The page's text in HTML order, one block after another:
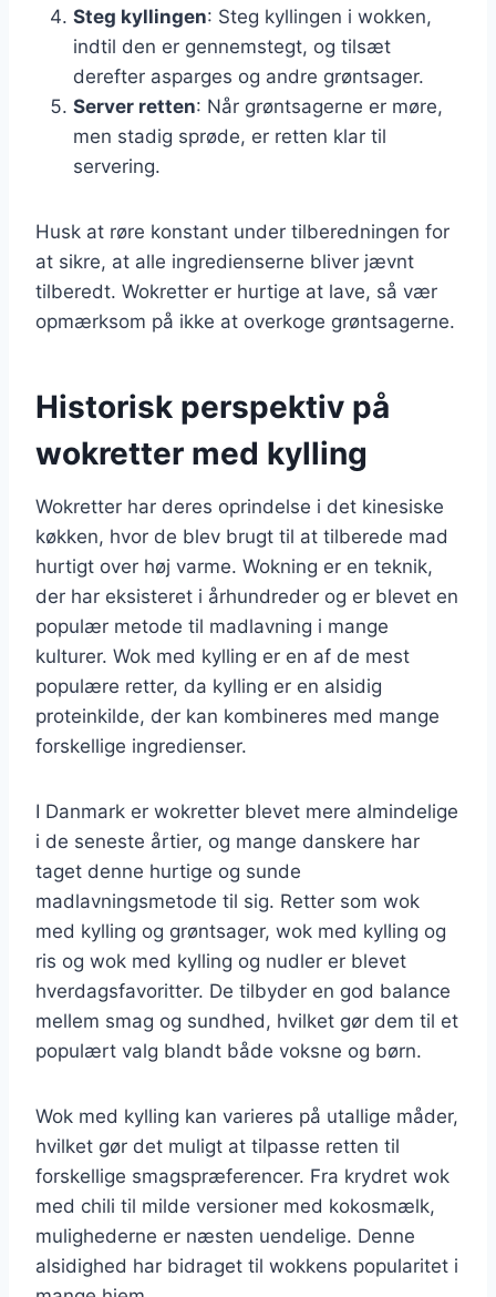
Steg kyllingen: Steg kyllingen i wokken,
indtil den er gennemstegt, og tilsæt
derefter asparges og andre grøntsager.
Server retten: Når grøntsagerne er møre,
men stadig sprøde, er retten klar til
servering.
Husk at røre konstant under tilberedningen for
at sikre, at alle ingredienserne bliver jævnt
tilberedt. Wokretter er hurtige at lave, så vær
opmærksom på ikke at overkoge grøntsagerne.
Historisk perspektiv på
wokretter med kylling
Wokretter har deres oprindelse i det kinesiske
køkken, hvor de blev brugt til at tilberede mad
hurtigt over høj varme. Wokning er en teknik,
der har eksisteret i århundreder og er blevet en
populær metode til madlavning i mange
kulturer. Wok med kylling er en af de mest
populære retter, da kylling er en alsidig
proteinkilde, der kan kombineres med mange
forskellige ingredienser.
I Danmark er wokretter blevet mere almindelige
i de seneste årtier, og mange danskere har
taget denne hurtige og sunde
madlavningsmetode til sig. Retter som wok
med kylling og grøntsager, wok med kylling og
ris og wok med kylling og nudler er blevet
hverdagsfavoritter. De tilbyder en god balance
mellem smag og sundhed, hvilket gør dem til et
populært valg blandt både voksne og børn.
Wok med kylling kan varieres på utallige måder,
hvilket gør det muligt at tilpasse retten til
forskellige smagspræferencer. Fra krydret wok
med chili til milde versioner med kokosmælk,
mulighederne er næsten uendelige. Denne
alsidighed har bidraget til wokkens popularitet i